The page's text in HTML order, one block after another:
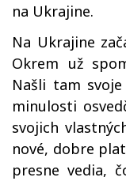
na Ukrajine.
Na Ukrajine
Okrem už
Našli tam
minulosti
svojich
nové, dobre
presne vedia,